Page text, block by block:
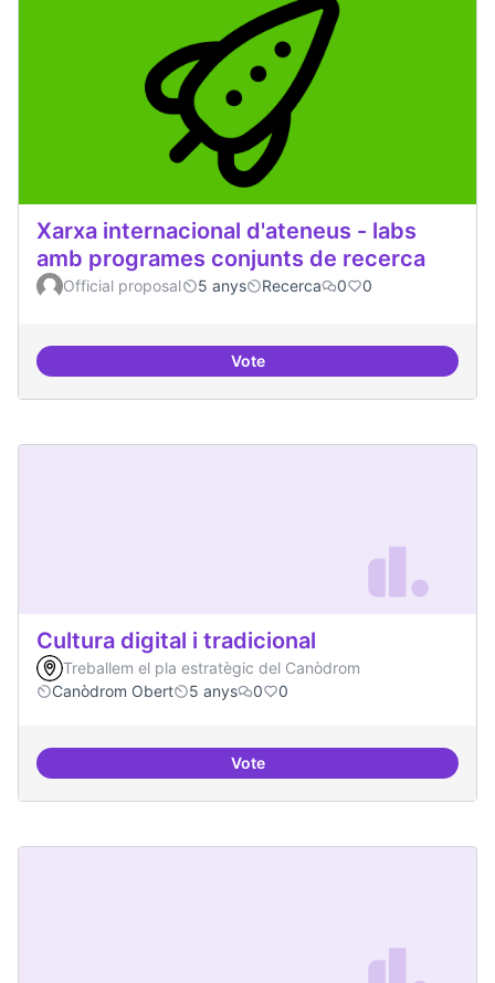
Xarxa internacional d'ateneus - labs
amb programes conjunts de recerca
Official proposal 5 anys Recerca 0 0
VoteXarxa internacional d'ateneus -
Cultura digital i tradicional
Treballem el pla estratègic del Canòdrom
Canòdrom Obert
5 anys 0 0
VoteCultura digital i tradicional